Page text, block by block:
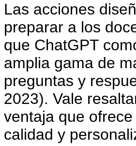
Las acciones
preparar a los
que ChatGPT
amplia gama de
preguntas y
2023). Vale
ventaja que
calidad y